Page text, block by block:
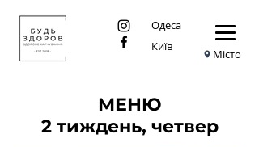
Одеса
Київ
Місто
МЕНЮ
2 тиждень, четвер